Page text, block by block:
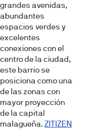
grandes avenidas,
abundantes
espacios verdes y
excelentes
conexiones con el
centro de la ciudad,
este barrio se
posiciona como una
de las zonas con
mayor proyección
de la capital
malagueña. ZITIZEN